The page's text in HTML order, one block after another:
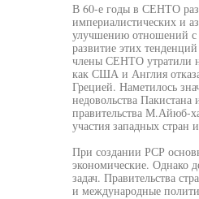
В 60-е годы в СЕНТО
империалистических и
улучшению отношений с
развитие этих
члены СЕНТО утратили
как США и Англия
Грецией. Наметилось
недовольства
правительства М.Айюб-
участия западных
При создании РСР
экономические. Однако
задач. Правительства
и международные